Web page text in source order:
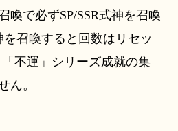
喚で必ずSP/SSR式神を召喚
を召喚すると回数はリセッ
不運」シリーズ成就の集
ん。